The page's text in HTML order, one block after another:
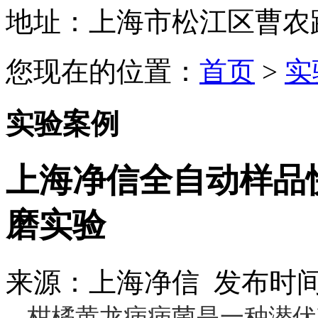
地址：上海市松江区曹农
您现在的位置： 首页 >
实验案例
上海净信全自动样
磨实验
来源：上海净信 发布时